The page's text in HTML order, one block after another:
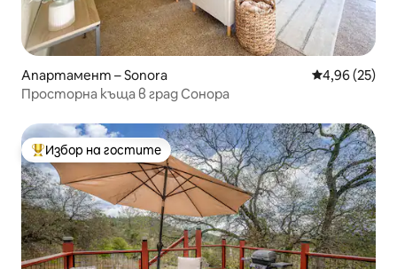
Апартамент – Sonora Средна
4,96 (25)
Просторна къща в град Сонора
Най-популярен избор на гостите
Избор на гостите